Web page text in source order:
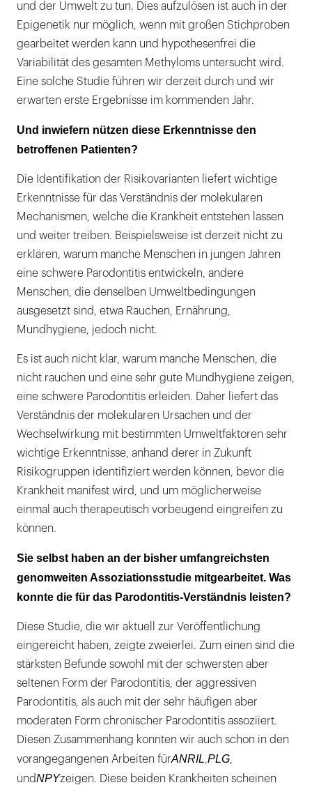
und der Umwelt zu tun. Dies aufzulösen ist auch in der
Epigenetik nur möglich, wenn mit großen Stichproben
gearbeitet werden kann und hypothesenfrei die
Variabilität des gesamten Methyloms untersucht wird.
Eine solche Studie führen wir derzeit durch und wir
erwarten erste Ergebnisse im kommenden Jahr.
Und inwiefern nützen diese Erkenntnisse den
betroffenen Patienten?
Die Identifikation der Risikovarianten liefert wichtige
Erkenntnisse für das Verständnis der molekularen
Mechanismen, welche die Krankheit entstehen lassen
und weiter treiben. Beispielsweise ist derzeit nicht zu
erklären, warum manche Menschen in jungen Jahren
eine schwere Parodontitis entwickeln, andere
Menschen, die denselben Umweltbedingungen
ausgesetzt sind, etwa Rauchen, Ernährung,
Mundhygiene, jedoch nicht.
Es ist auch nicht klar, warum manche Menschen, die
nicht rauchen und eine sehr gute Mundhygiene zeigen,
eine schwere Parodontitis erleiden. Daher liefert das
Verständnis der molekularen Ursachen und der
Wechselwirkung mit bestimmten Umweltfaktoren sehr
wichtige Erkenntnisse, anhand derer in Zukunft
Risikogruppen identifiziert werden können, bevor die
Krankheit manifest wird, und um möglicherweise
einmal auch therapeutisch vorbeugend eingreifen zu
können.
Sie selbst haben an der bisher umfangreichsten
genomweiten Assoziationsstudie mitgearbeitet. Was
konnte die für das Parodontitis-Verständnis leisten?
Diese Studie, die wir aktuell zur Veröffentlichung
eingereicht haben, zeigte zweierlei. Zum einen sind die
stärksten Befunde sowohl mit der schwersten aber
seltenen Form der Parodontitis, der aggressiven
Parodontitis, als auch mit der sehr häufigen aber
moderaten Form chronischer Parodontitis assoziiert.
Diesen Zusammenhang konnten wir auch schon in den
vorangegangenen Arbeiten fürANRIL PLG
undNPYzeigen. Diese beiden Krankheiten scheinen